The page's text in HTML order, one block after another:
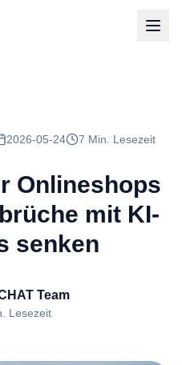
2026-05-24 7 Min. Lesezeit
Onlineshops
mit KI-
senken
Team
Lesezeit